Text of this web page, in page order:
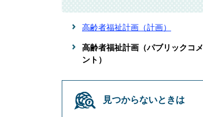
高齢者福祉計画（計画）
高齢者福祉計画（パブリックコメ
ント）
見つからないときは